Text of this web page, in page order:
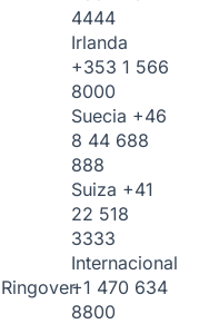
4444
Irlanda
+353 1 566
8000
Suecia +46
8 44 688
888
Suiza +41
22 518
3333
Internacional
+1 470 634
8800